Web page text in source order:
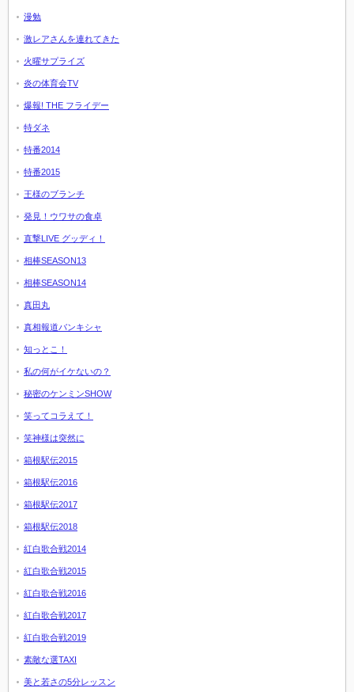
漫勉
激レアさんを連れてきた
火曜サプライズ
炎の体育会TV
爆報! THE フライデー
特ダネ
特番2014
特番2015
王様のブランチ
発見！ウワサの食卓
直撃LIVE グッディ！
相棒SEASON13
相棒SEASON14
真田丸
真相報道バンキシャ
知っとこ！
私の何がイケないの？
秘密のケンミンSHOW
笑ってコラえて！
笑神様は突然に
箱根駅伝2015
箱根駅伝2016
箱根駅伝2017
箱根駅伝2018
紅白歌合戦2014
紅白歌合戦2015
紅白歌合戦2016
紅白歌合戦2017
紅白歌合戦2019
素敵な選TAXI
美と若さの5分レッスン